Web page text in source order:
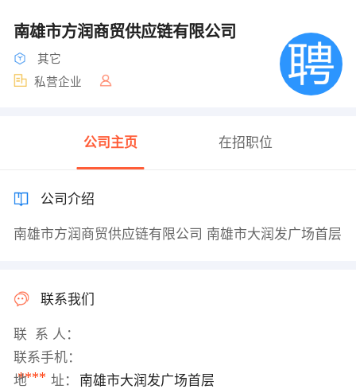
南雄市方润商贸供应链有限公司
其它
私营企业
公司主页 在招职位
公司介绍
南雄市方润商贸供应链有限公司 南雄市大润发广场首层
联系我们
联 系 人：
联系手机：
****
地 址： 南雄市大润发广场首层